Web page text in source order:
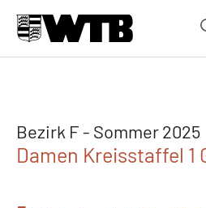
Bezirk F - Sommer 2025
Damen Kreisstaffel 1